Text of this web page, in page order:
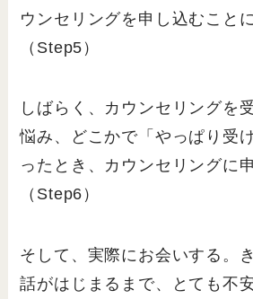
ウンセリングを申し込むこと
（Step5）
しばらく、カウンセリングを
悩み、どこかで「やっぱり受
ったとき、カウンセリングに
（Step6）
そして、実際にお会いする。
話がはじまるまで、とても不